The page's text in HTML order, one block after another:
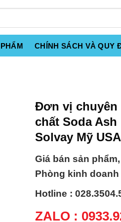
CHÍNH SÁCH VÀ QUY
Đơn vị chuyên
chất Soda Ash
Solvay Mỹ USA
Giá bán sản
Phòng kinh doanh
Hotline :
ZALO :